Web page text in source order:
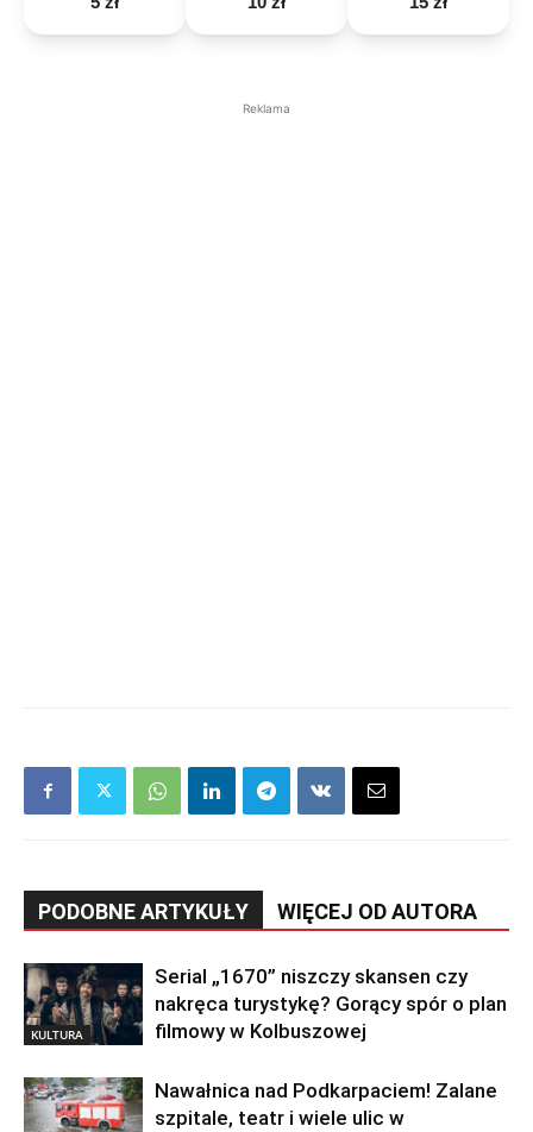
Reklama
PODOBNE ARTYKUŁY WIĘCEJ OD AUTORA
KULTURA
Serial „1670” niszczy skansen czy
nakręca turystykę? Gorący spór o plan
filmowy w Kolbuszowej
Nawałnica nad Podkarpaciem! Zalane
szpitale, teatr i wiele ulic w